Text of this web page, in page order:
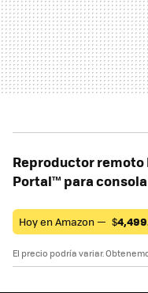
Reproductor remoto
Portal™ para
Hoy en Amazon — $
El precio podría variar.